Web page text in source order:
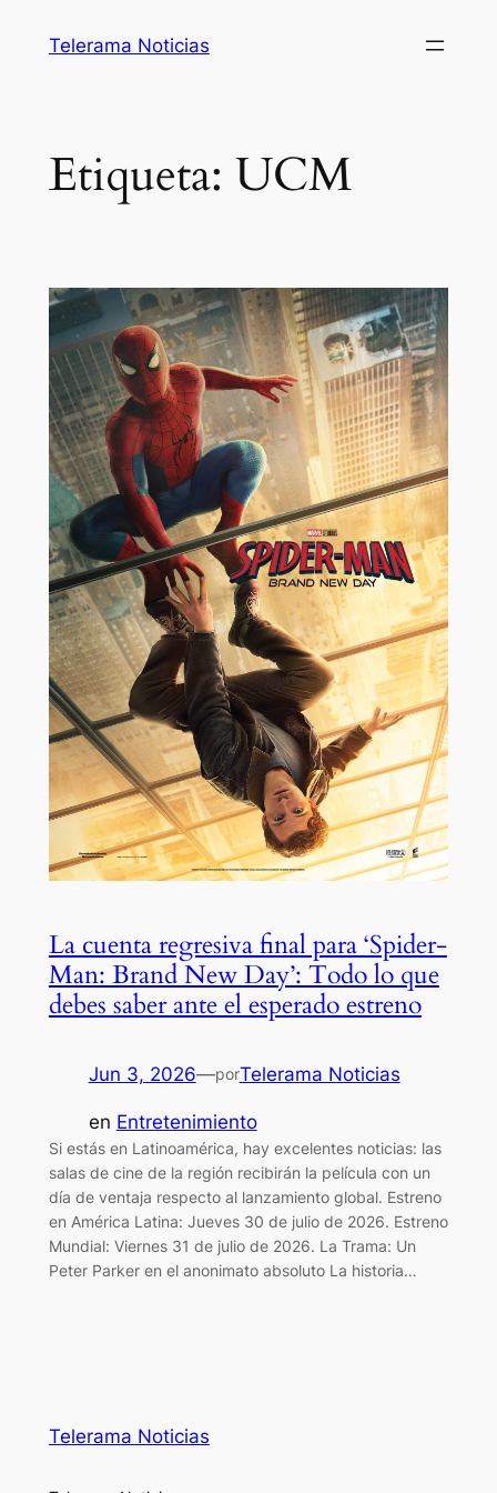
Telerama Noticias
Etiqueta: UCM
La cuenta regresiva final para ‘Spider-
Man: Brand New Day’: Todo lo que
debes saber ante el esperado estreno
Jun 3, 2026—porTelerama Noticias
en Entretenimiento
Si estás en Latinoamérica, hay excelentes noticias: las
salas de cine de la región recibirán la película con un
día de ventaja respecto al lanzamiento global. Estreno
en América Latina: Jueves 30 de julio de 2026. Estreno
Mundial: Viernes 31 de julio de 2026. La Trama: Un
Peter Parker en el anonimato absoluto La historia…
Telerama Noticias